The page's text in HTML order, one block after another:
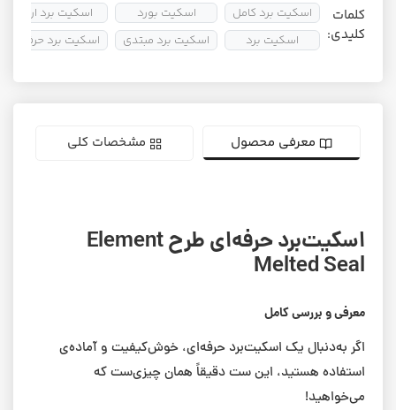
کلمات
کلیدی:
اسکیت برد کامل
اسکیت برد
اسکیت بورد
اسکیت برد مبتدی
اسکیت برد ارزان
اسکیت برد حرفه ای
معرفی محصول مشخصات کلی
اسکیت‌برد حرفه‌ای طرح Element
Melted Seal
معرفی و بررسی کامل
اگر به‌دنبال یک اسکیت‌برد حرفه‌ای، خوش‌کیفیت و آماده‌ی
استفاده هستید، این ست دقیقاً همان چیزی‌ست که
می‌خواهید!